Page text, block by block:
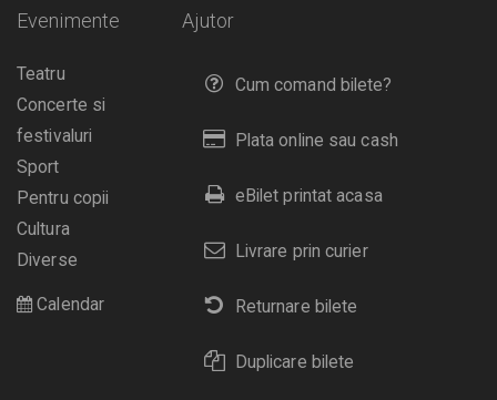
Ajutor
Cum comand bilete?
Plata online sau cash
eBilet printat acasa
Livrare prin curier
Returnare bilete
Duplicare bilete
Evenimente
Teatru
Concerte si
festivaluri
Sport
Pentru copii
Cultura
Diverse
Calendar